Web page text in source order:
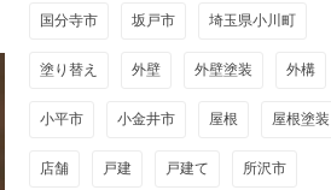
国分寺市 坂戸市 埼玉県小川町
塗り替え 外壁 外壁塗装 外構
小平市 小金井市 屋根 屋根塗装
店舗 戸建 戸建て 所沢市